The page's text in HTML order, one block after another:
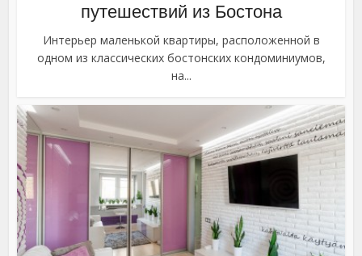
путешествий из Бостона
Интерьер маленькой квартиры, расположенной в
одном из классических бостонских кондоминиумов,
на...